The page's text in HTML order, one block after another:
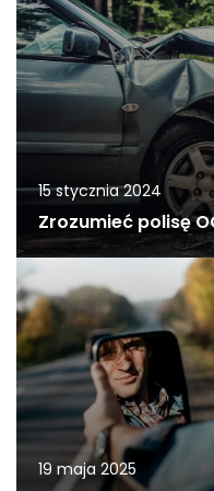
15 stycznia 2024
Zrozumieć polisę
19 maja 2025